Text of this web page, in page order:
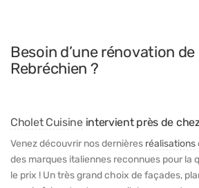
Besoin d’une rénovation de
Rebréchien ?
Cholet Cuisineintervient près de
Venez découvrir nos dernières réalisations
des marques italiennes reconnues pour la
le prix ! Un très grand choix de façades,